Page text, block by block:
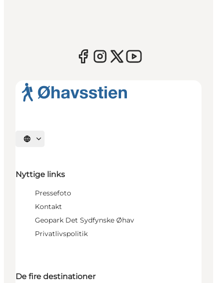
Vælg sprog
Nyttige links
Pressefoto
Kontakt
Geopark Det Sydfynske Øhav
Privatlivspolitik
De fire destinationer